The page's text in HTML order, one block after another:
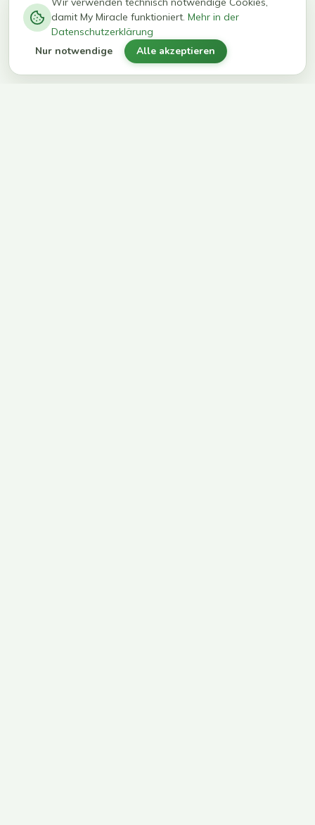
kg in 12
Wochen
erreichen
ihr Ziel
damit My Miracle funktioniert. Mehr in der
Datenschutzerklärung
Nur notwendige Alle akzeptieren